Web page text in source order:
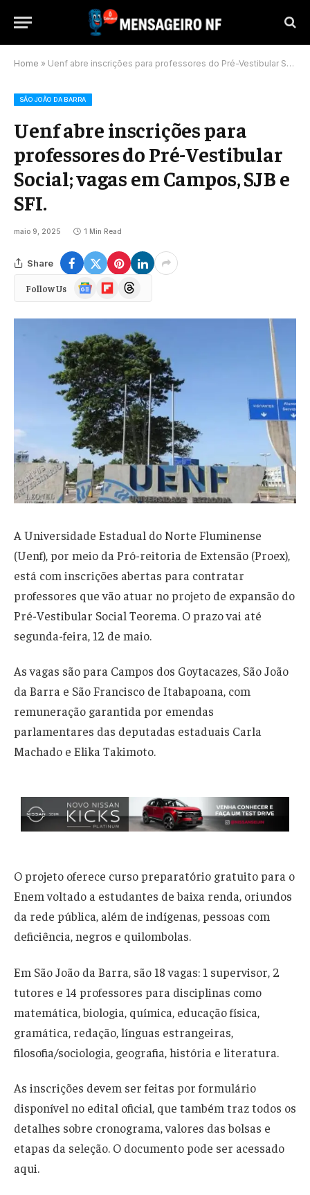
Home » Uenf abre inscrições para professores do Pré-Vestibular Social; vagas em Campos, SJB e SFI.
SÃO JOÃO DA BARRA
Uenf abre inscrições para
professores do Pré-Vestibular
Social; vagas em Campos, SJB e
SFI.
maio 9, 2025 1 Min Read
Share
Follow Us
Google
News
FlipboardThreads
A Universidade Estadual do Norte Fluminense
(Uenf), por meio da Pró-reitoria de Extensão (Proex),
está com inscrições abertas para contratar
professores que vão atuar no projeto de expansão do
Pré-Vestibular Social Teorema. O prazo vai até
segunda-feira, 12 de maio.
As vagas são para Campos dos Goytacazes, São João
da Barra e São Francisco de Itabapoana, com
remuneração garantida por emendas
parlamentares das deputadas estaduais Carla
Machado e Elika Takimoto.
O projeto oferece curso preparatório gratuito para o
Enem voltado a estudantes de baixa renda, oriundos
da rede pública, além de indígenas, pessoas com
deficiência, negros e quilombolas.
Em São João da Barra, são 18 vagas: 1 supervisor, 2
tutores e 14 professores para disciplinas como
matemática, biologia, química, educação física,
gramática, redação, línguas estrangeiras,
filosofia/sociologia, geografia, história e literatura.
As inscrições devem ser feitas por formulário
disponível no edital oficial, que também traz todos os
detalhes sobre cronograma, valores das bolsas e
etapas da seleção. O documento pode ser acessado
aqui.